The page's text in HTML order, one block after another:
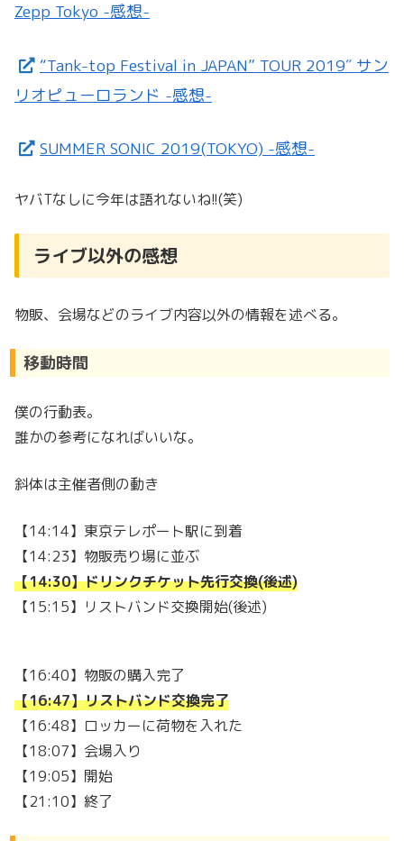
Zepp Tokyo -感想-
“Tank-top Festival in JAPAN” TOUR 2019″ サン
リオピューロランド -感想-
SUMMER SONIC 2019(TOKYO) -感想-
ヤバTなしに今年は語れないね!!(笑)
ライブ以外の感想
物販、会場などのライブ内容以外の情報を述べる。
移動時間
僕の行動表。
誰かの参考になればいいな。
斜体は主催者側の動き
【14:14】東京テレポート駅に到着
【14:23】物販売り場に並ぶ
【14:30】ドリンクチケット先行交換(後述)
【15:15】リストバンド交換開始(後述)
【16:40】物販の購入完了
【16:47】リストバンド交換完了
【16:48】ロッカーに荷物を入れた
【18:07】会場入り
【19:05】開始
【21:10】終了